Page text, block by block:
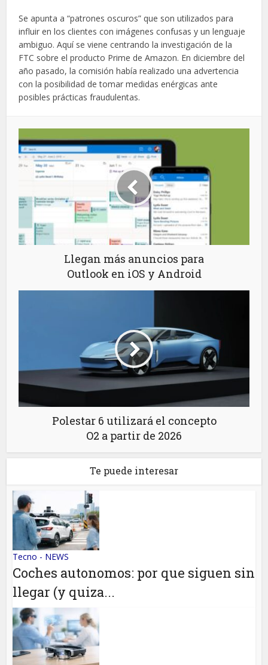
Se apunta a “patrones oscuros” que son utilizados para
influir en los clientes con imágenes confusas y un lenguaje
ambiguo. Aquí se viene centrando la investigación de la
FTC sobre el producto Prime de Amazon. En diciembre del
año pasado, la comisión había realizado una advertencia
con la posibilidad de tomar medidas enérgicas ante
posibles prácticas fraudulentas.
Llegan más anuncios para
Outlook en iOS y Android
Polestar 6 utilizará el concepto
O2 a partir de 2026
Te puede interesar
Tecno - NEWS
Coches autonomos: por que siguen sin
llegar (y quiza...